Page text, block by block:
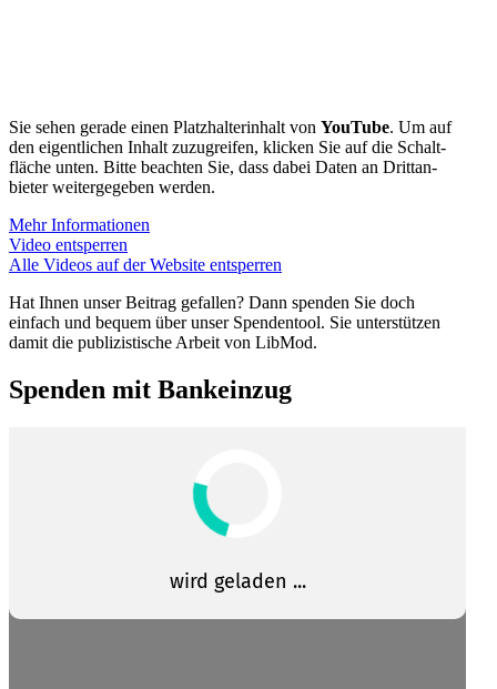
Sie sehen gerade einen Platz­hal­ter­inhalt von YouTube. Um auf
den eigent­lichen Inhalt zuzugreifen, klicken Sie auf die Schalt­
fläche unten. Bitte beachten Sie, dass dabei Daten an Dritt­an­
bieter weiter­ge­geben werden.
Mehr Infor­ma­tionen
Video entsperren
Alle Videos auf der Website entsperren
Hat Ihnen unser Beitrag gefallen? Dann spenden Sie doch
einfach und bequem über unser Spendentool. Sie unter­stützen
damit die publi­zis­tische Arbeit von LibMod.
Spenden mit Bankeinzug